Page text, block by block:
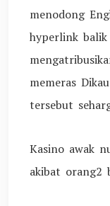
menodong
hyperlink
memeras
tersebut
Kasino awak
akibat orang2